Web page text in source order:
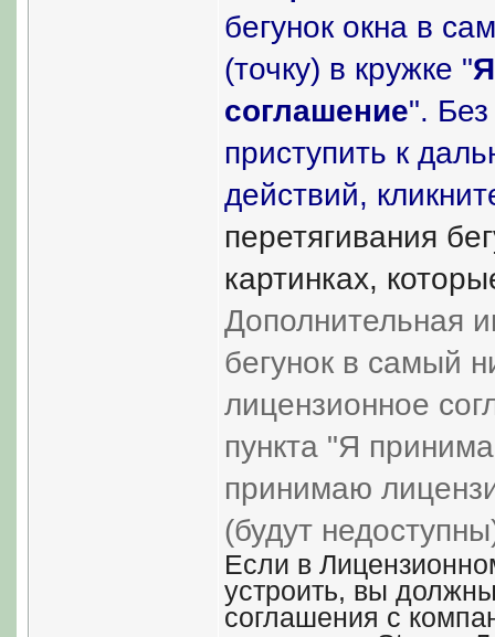
бегунок окна в
(точку) в кружке "
соглашение".
приступить к
действий,
перетягивания
картинках,
Дополнительная
бегунок в самый
лицензионное
пункта "Я
принимаю
(будут
Если в
устроить, вы
соглашения с